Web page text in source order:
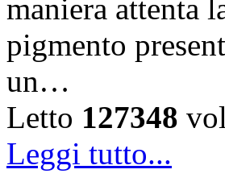
maniera attenta
pigmento
un…
Letto 127348
Leggi tutto...